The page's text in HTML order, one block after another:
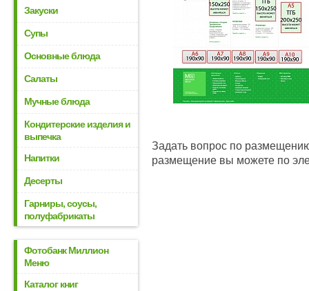
Закуски
Супы
Основные блюда
Салаты
Мучные блюда
Кондитерские изделия и
выпечка
Напитки
Десерты
Гарниры, соусы,
полуфабрикаты
Фотобанк Миллион
Меню
Каталог книг
Задать вопрос по
размещение вы можете по